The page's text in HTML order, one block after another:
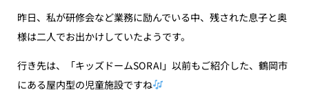
昨日、私が研修会など業務に励んでいる中、残された息子と奥
様は二人でお出かけしていたようです。
行き先は、「キッズドームSORAI」以前もご紹介した、鶴岡市
にある屋内型の児童施設ですね